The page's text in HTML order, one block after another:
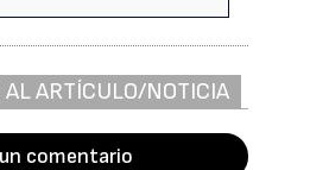
AL ARTÍCULO/NOTICIA
comentario